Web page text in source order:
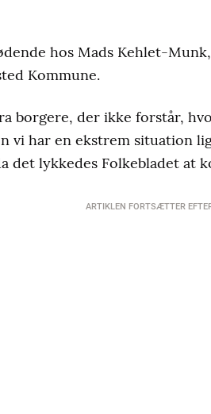
hos Mads Kehlet-
Kommune.
borgere, der ikke forstår,
vi har en ekstrem situation
det lykkedes Folkebladet at
ARTIKLEN FORTSÆTTER